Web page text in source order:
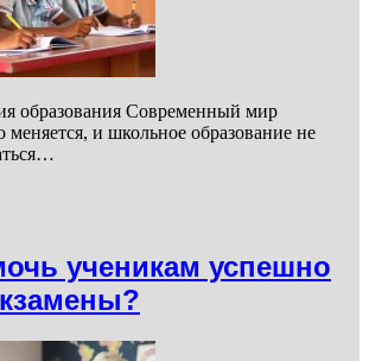
образования Современный мир
меняется, и школьное образование не
ученикам успешно